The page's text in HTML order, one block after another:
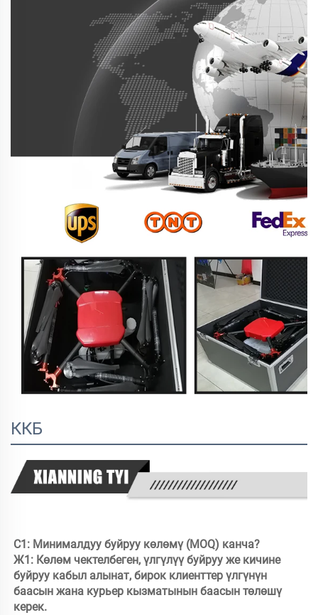
ККБ
С1: Минималдуу буйруу көлөмү (MOQ) канча?
Ж1: Көлөм чектелбеген, үлгүлүү буйруу же кичине
буйруу кабыл алынат, бирок клиенттер үлгүнүн
баасын жана курьер кызматынын баасын төлөшү
керек.